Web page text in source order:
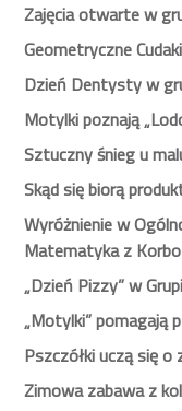
Zajęcia otwarte w
Geometryczne
Dzień Dentysty w
Motylki poznają
Sztuczny śnieg u
Skąd się biorą
Wyróżnienie w
Matematyka z Korbo
„Dzień Pizzy” w
„Motylki” pomagają
Pszczółki uczą się
Zimowa zabawa z